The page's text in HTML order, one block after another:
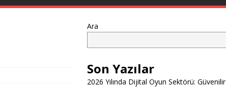
Ara
Son Yazılar
2026 Yılında Dijital Oyun Sektörü: Güvenilir